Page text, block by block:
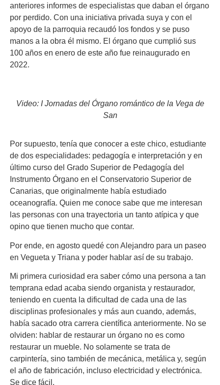
anteriores informes de especialistas que daban el órgano
por perdido. Con una iniciativa privada suya y con el
apoyo de la parroquia recaudó los fondos y se puso
manos a la obra él mismo. El órgano que cumplió sus
100 años en enero de este año fue reinaugurado en
2022.
Video: I Jornadas del Órgano romántico de la Vega de
San
Por supuesto, tenía que conocer a este chico, estudiante
de dos especialidades: pedagogía e interpretación y en
último curso del Grado Superior de Pedagogía del
Instrumento Órgano en el Conservatorio Superior de
Canarias, que originalmente había estudiado
oceanografía. Quien me conoce sabe que me interesan
las personas con una trayectoria un tanto atípica y que
opino que tienen mucho que contar.
Por ende, en agosto quedé con Alejandro para un paseo
en Vegueta y Triana y poder hablar así de su trabajo.
Mi primera curiosidad era saber cómo una persona a tan
temprana edad acaba siendo organista y restaurador,
teniendo en cuenta la dificultad de cada una de las
disciplinas profesionales y más aun cuando, además,
había sacado otra carrera científica anteriormente. No se
olviden: hablar de restaurar un órgano no es como
restaurar un mueble. No solamente se trata de
carpintería, sino también de mecánica, metálica y, según
el año de fabricación, incluso electricidad y electrónica.
Se dice fácil.